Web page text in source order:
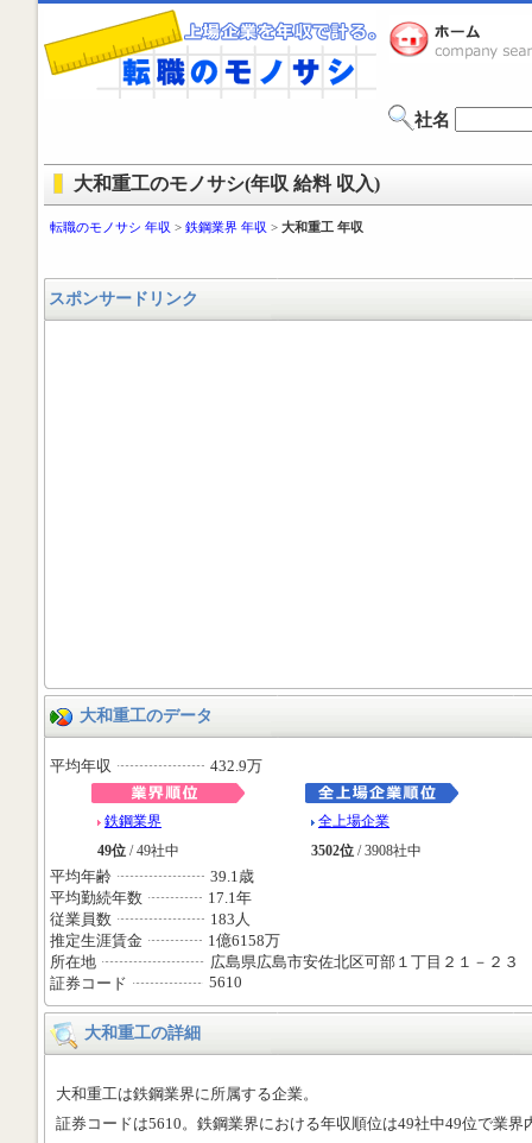
社名
大和重工のモノサシ(年収 給料 収入)
転職のモノサシ 年収 > 鉄鋼業界 年収 > 大和重工 年収
スポンサードリンク
大和重工のデータ
平均年収 432.9万
鉄鋼業界
49位 / 49社中
全上場企業
3502位 / 3908社中
平均年齢
39.1歳
平均勤続年数
17.1年
従業員数
183人
推定生涯賃金
1億6158万
所在地
広島県広島市安佐北区可部１丁目２１－２３
証券コード
5610
大和重工の詳細
大和重工は鉄鋼業界に所属する企業。
証券コードは5610。鉄鋼業界における年収順位は49社中49位で業界